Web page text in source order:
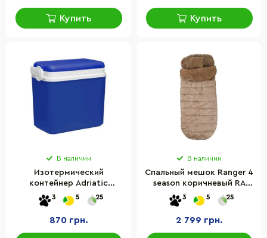
Купить Купить
В наличии
Изотермический
контейнер Adriatic
8002936802002, 10 л,
синий
3 5 25
870 грн.
В наличии
Спальный мешок Ranger 4
season коричневый RA
5515
3 5 25
2 799 грн.